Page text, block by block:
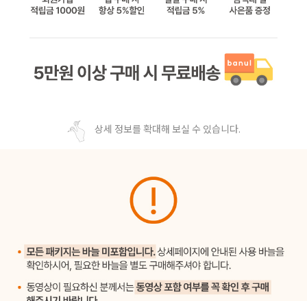
상세 정보를 확대해 보실 수 있습니다.